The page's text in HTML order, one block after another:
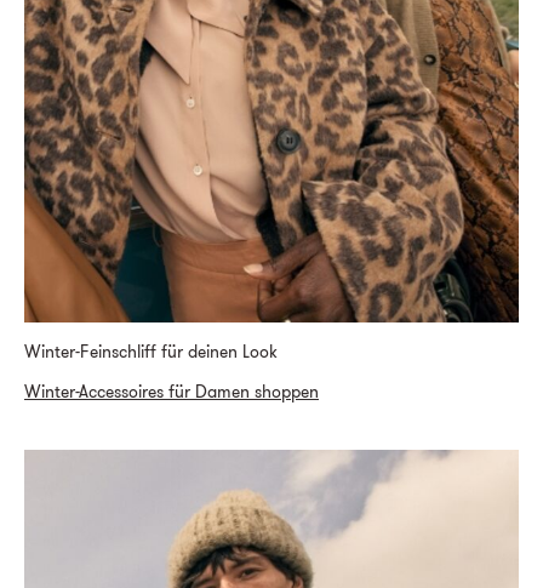
Winter-Feinschliff für deinen Look
Winter-Accessoires für Damen shoppen